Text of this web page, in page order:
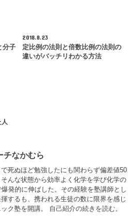
分子
2018.8.23
定比例の法則と倍数比例の法則の
違いがバッチリわかる方法
人
チなかむら
死ぬほど勉強したにも関わらず偏差値50
んな状態から効率よく化学を学び化学の
発的に伸ばした。その経験を塾講師とし
するも、携われる生徒の数に限界を感じ
ク塾を開講。 自己紹介の続きを読む。